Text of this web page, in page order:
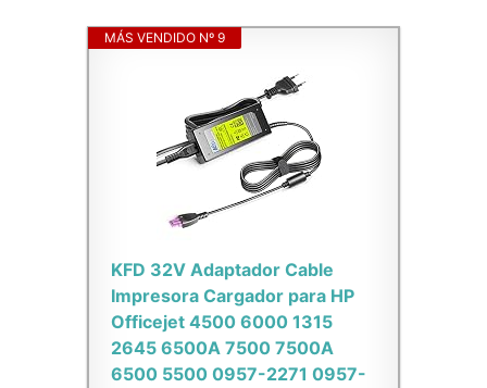
MÁS VENDIDO Nº 9
KFD 32V Adaptador Cable
Impresora Cargador para HP
Officejet 4500 6000 1315
2645 6500A 7500 7500A
6500 5500 0957-2271 0957-